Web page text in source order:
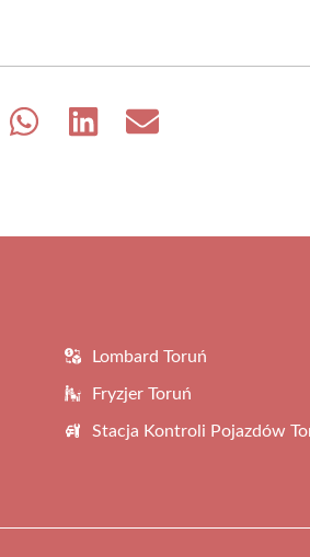
Share
Share
Share
Lombard Toruń
Fryzjer Toruń
Stacja Kontroli Pojazdów